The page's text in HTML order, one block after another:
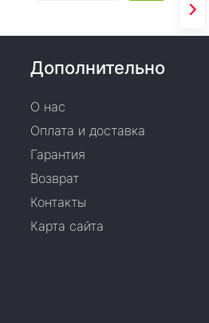
Дополнительно
О нас
Оплата и доставка
Гарантия
Возврат
Контакты
Карта сайта